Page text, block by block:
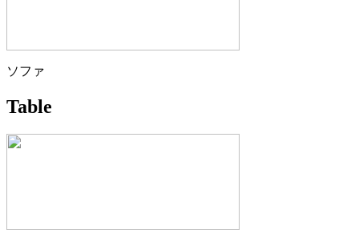
ソファ
Table